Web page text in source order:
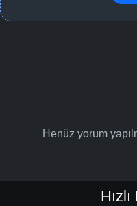
Henüz yorum